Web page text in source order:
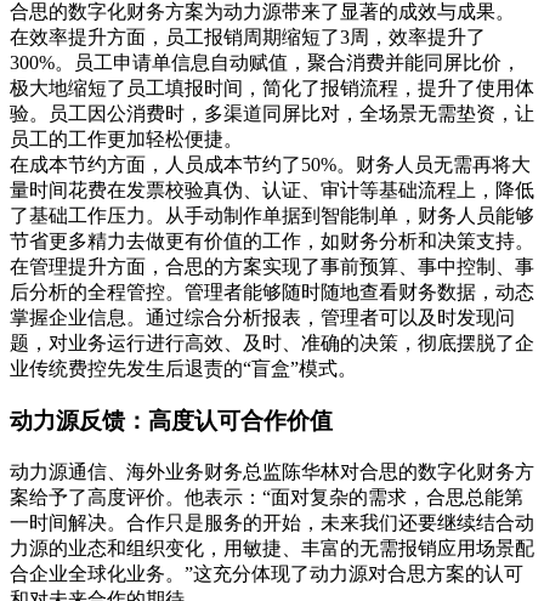
合思的数字化财务方案为动力源带来了显著的成效与成果。
在效率提升方面，员工报销周期缩短了3周，效率提升了
300%。员工申请单信息自动赋值，聚合消费并能同屏比价，
极大地缩短了员工填报时间，简化了报销流程，提升了使用体
验。员工因公消费时，多渠道同屏比对，全场景无需垫资，让
员工的工作更加轻松便捷。
在成本节约方面，人员成本节约了50%。财务人员无需再将大
量时间花费在发票校验真伪、认证、审计等基础流程上，降低
了基础工作压力。从手动制作单据到智能制单，财务人员能够
节省更多精力去做更有价值的工作，如财务分析和决策支持。
在管理提升方面，合思的方案实现了事前预算、事中控制、事
后分析的全程管控。管理者能够随时随地查看财务数据，动态
掌握企业信息。通过综合分析报表，管理者可以及时发现问
题，对业务运行进行高效、及时、准确的决策，彻底摆脱了企
业传统费控先发生后退责的“盲盒”模式。
动力源反馈：高度认可合作价值
动力源通信、海外业务财务总监陈华林对合思的数字化财务方
案给予了高度评价。他表示：“面对复杂的需求，合思总能第
一时间解决。合作只是服务的开始，未来我们还要继续结合动
力源的业态和组织变化，用敏捷、丰富的无需报销应用场景配
合企业全球化业务。”这充分体现了动力源对合思方案的认可